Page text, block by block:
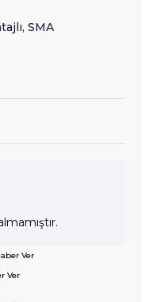
SMA
Ver
Ver